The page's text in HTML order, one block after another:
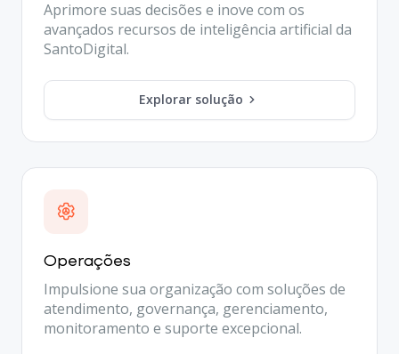
Aprimore suas decisões e inove com os
avançados recursos de inteligência artificial da
SantoDigital.
Explorar solução
Operações
Impulsione sua organização com soluções de
atendimento, governança, gerenciamento,
monitoramento e suporte excepcional.